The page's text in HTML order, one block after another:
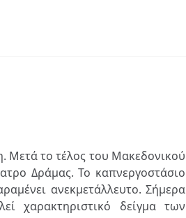
Μετά το τέλος του Μακεδονικού
Δράμας. Το καπνεργοστάσιο
ανεκμετάλλευτο. Σήμερα
χαρακτηριστικό δείγμα των